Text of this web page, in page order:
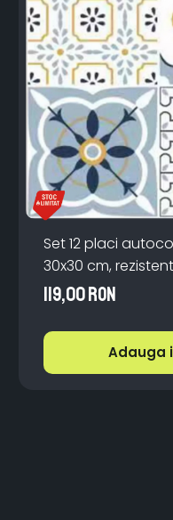
Set 12 placi
30x30 cm,
model floral
119,00 RON
Adauga